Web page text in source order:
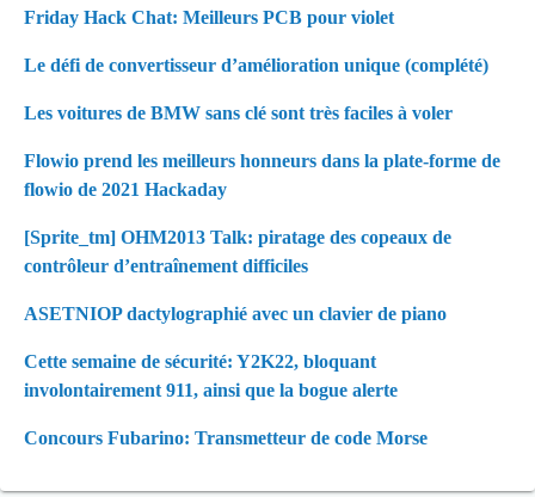
Friday Hack Chat: Meilleurs PCB pour violet
Le défi de convertisseur d’amélioration unique (complété)
Les voitures de BMW sans clé sont très faciles à voler
Flowio prend les meilleurs honneurs dans la plate-forme de
flowio de 2021 Hackaday
[Sprite_tm] OHM2013 Talk: piratage des copeaux de
contrôleur d’entraînement difficiles
ASETNIOP dactylographié avec un clavier de piano
Cette semaine de sécurité: Y2K22, bloquant
involontairement 911, ainsi que la bogue alerte
Concours Fubarino: Transmetteur de code Morse